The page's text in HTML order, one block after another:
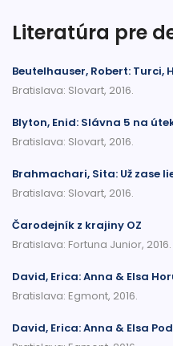
Literatúra pre
Beutelhauser, Robert:
Bratislava: Slovart, 2016.
Blyton, Enid: Slávna 5 na
Bratislava: Slovart, 2016.
Brahmachari, Sita: Už zase
Bratislava: Slovart, 2016.
Čarodejník z krajiny OZ
Bratislava: Fortuna Junior, 2016.
David, Erica: Anna & Elsa
Bratislava: Egmont, 2016.
David, Erica: Anna & Elsa